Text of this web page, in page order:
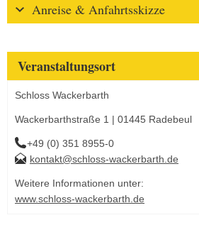
Anreise & Anfahrtsskizze
Veranstaltungsort
Schloss Wackerbarth
Wackerbarthstraße 1 | 01445 Radebeul
+49 (0) 351 8955-0
kontakt@schloss-wackerbarth.de
Weitere Informationen unter:
www.schloss-wackerbarth.de